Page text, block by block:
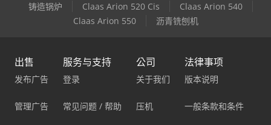
铸造锅炉
Claas Arion 520 Cis
Claas Arion 540
Claas Arion 550
沥青铣刨机
出售
发布广告
管理广告
服务与支持
登录
常见问题 / 帮助
公司
关于我们
压机
法律事项
版本说明
一般条款和条件